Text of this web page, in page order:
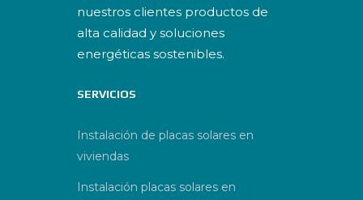
nuestros clientes productos de
alta calidad y soluciones
energéticas sostenibles.
SERVICIOS
Instalación de placas solares en
viviendas
Instalación placas solares en